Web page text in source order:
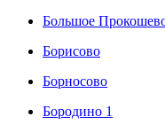
Большое
Борисово
Борносово
Бородино 1